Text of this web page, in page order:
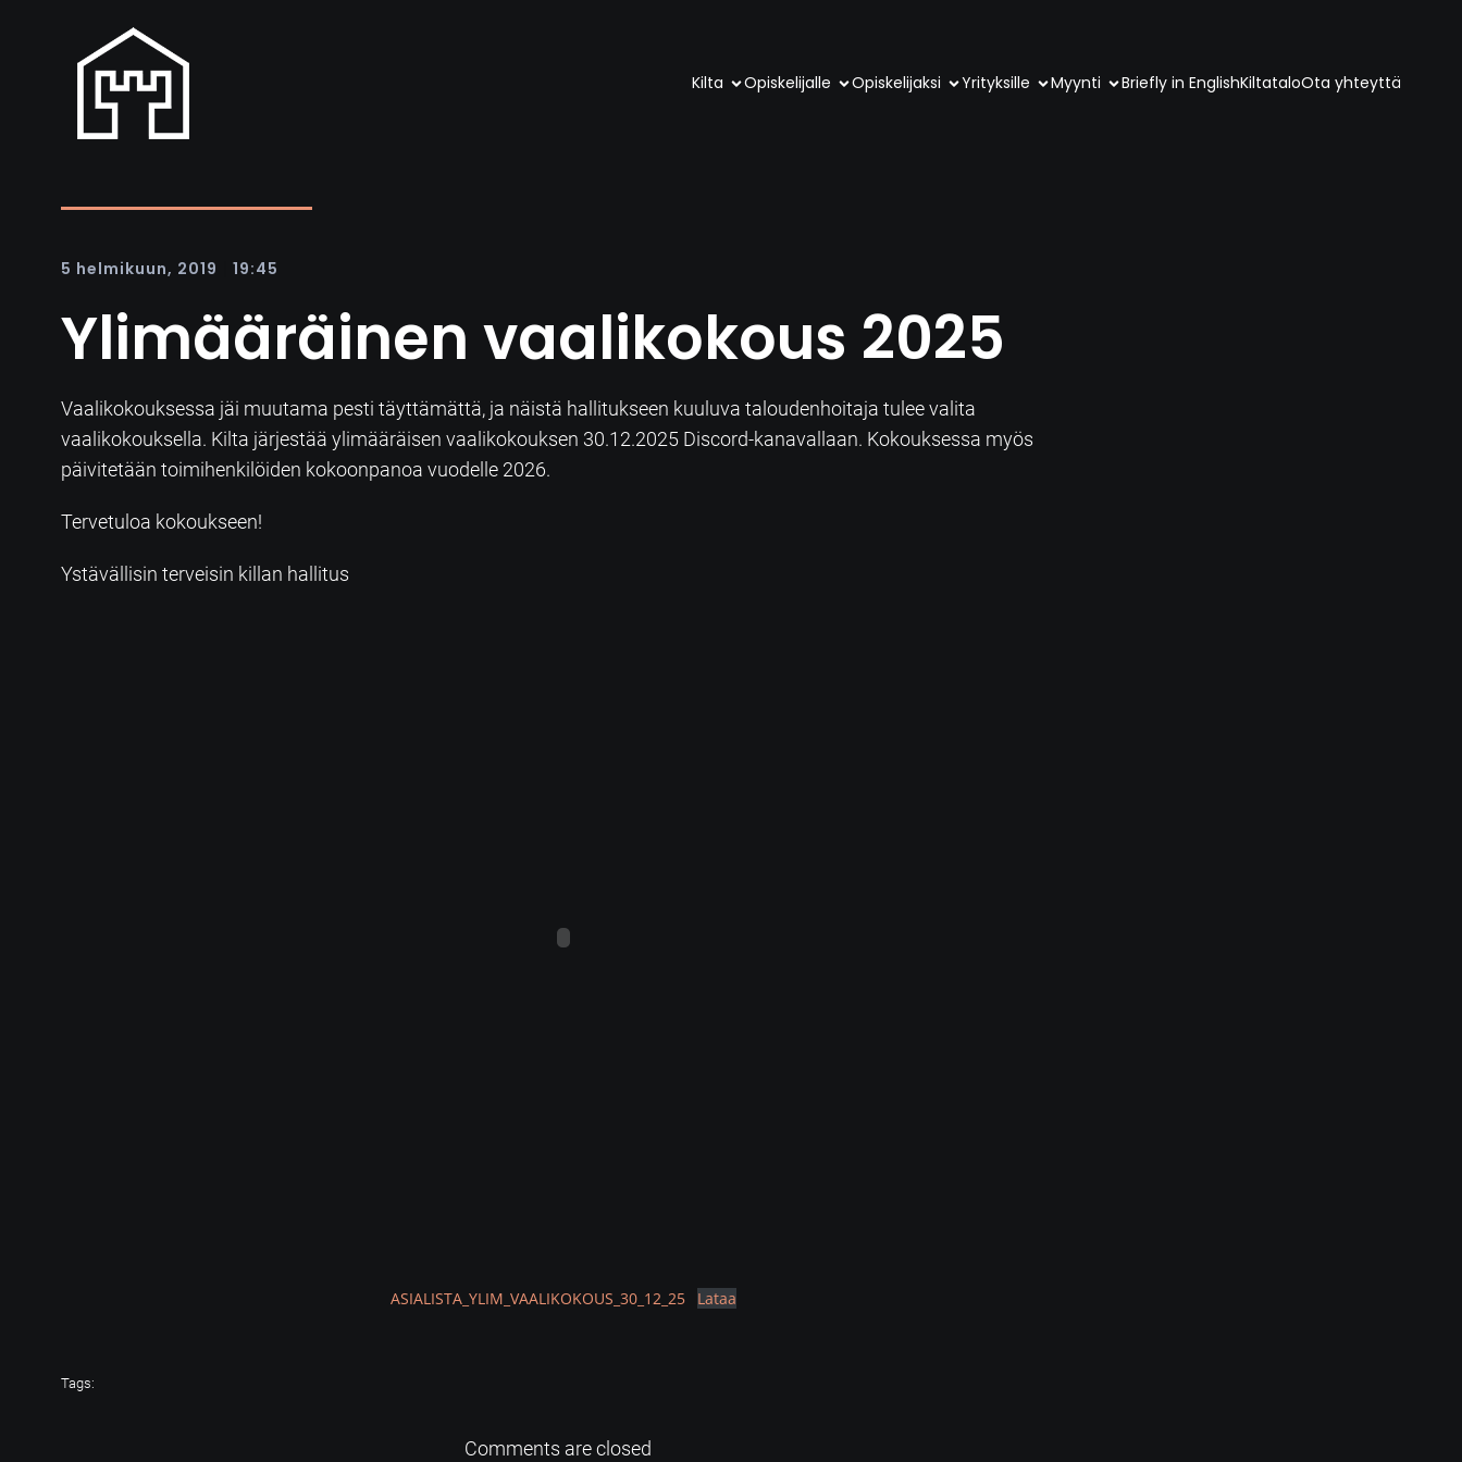
Kilta Opiskelijalle Opiskelijaksi Yrityksille Myynti Briefly in EnglishKiltataloOta yhteyttä
5 helmikuun, 2019 19:45
Ylimääräinen vaalikokous 2025
Vaalikokouksessa jäi muutama pesti täyttämättä, ja näistä hallitukseen kuuluva taloudenhoitaja tulee valita
vaalikokouksella. Kilta järjestää ylimääräisen vaalikokouksen 30.12.2025 Discord-kanavallaan. Kokouksessa myös
päivitetään toimihenkilöiden kokoonpanoa vuodelle 2026.
Tervetuloa kokoukseen!
Ystävällisin terveisin killan hallitus
ASIALISTA_YLIM_VAALIKOKOUS_30_12_25 Lataa
Tags:
Comments are closed